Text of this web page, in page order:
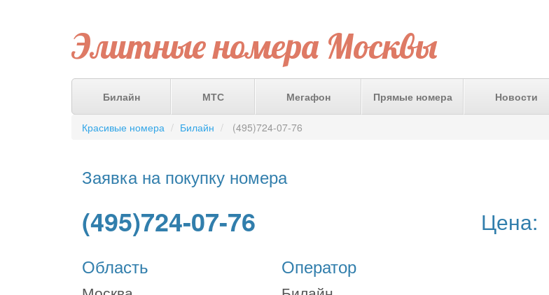
Элитные номера Москвы
Билайн МТС Мегафон Прямые номера Новости
Красивые номера Билайн (495)724-07-76
Заявка на покупку номера
(495)724-07-76 Цена:
Область Оператор